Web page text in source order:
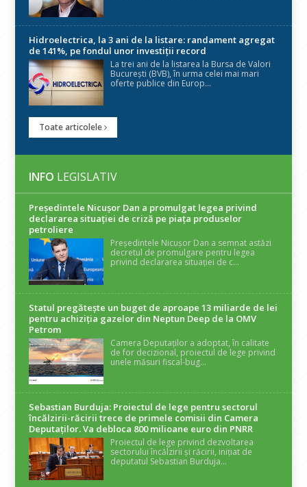
Hidroelectrica, la 3 ani de la listare: randament agregat
de 141%, pe fondul unor investiții record
La trei ani de la listarea la Bursa de Valori
București (BVB), în urma celei mai mari
oferte publice din Europ...
Toate articolele
INFO LEGISLATIV
Președintele Nicuşor Dan a promulgat legea privind
declararea situaţiei de criză pe piaţa produselor
petroliere
Președintele Nicușor Dan a semnat astăzi
decretul de promulgare pentru legea
privind declararea situației de c...
Statul pregătește un buget de aproape 13 miliarde de lei
pentru achiziția gazelor din Neptun Deep de la OMV
Petrom
Camera Deputaților a adoptat, în calitate
de for decizional, proiectul de lege privind
unele măsuri fiscal-bug...
Sebastian Burduja: Proiectul de lege pentru sectorul
încălzirii-răcirii trece de primele comisii din Camera
Deputaților. Va debloca 800 milioane euro din PNRR
Proiectul de lege privind dezvoltarea
sectorului încălzirii și răcirii, inițiat de
deputatul Sebastian Burduja...